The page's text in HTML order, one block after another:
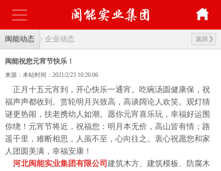
闽能动态 返回
企业动态
闽能祝您元宵节快乐！
来源：本站时间：2021/2/23 10:20:06
正月十五元宵到，开心快乐一通宵。吃碗汤圆健康保，祝
福声声都收到。赏轮明月兴致高，高谈阔论人欢笑。观灯猜
谜更热闹，扶老携幼人如潮。愿你元宵喜乐玩，幸福好运围
你绕！元宵节将近，祝福您：明月本无价，高山皆有情；路
遥千里，难断相思，人虽不至，心向往之。衷心祝愿您和家
人团圆美满，幸福安康！
河北闽能实业集团有限公司 建筑木方、建筑模板、防腐木